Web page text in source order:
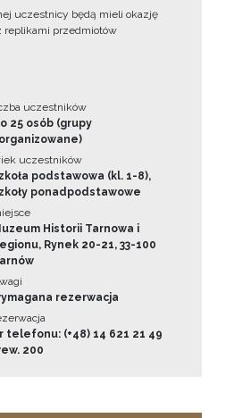
uczestnicy będą mieli okazję
replikami przedmiotów
uczestników
25 osób (grupy
uczestników
podstawowa (kl. 1-8),
ponadpodstawowe
Historii Tarnowa i
Rynek 20-21, 33-100
rezerwacja
telefonu: (+48) 14 621 21 49
200